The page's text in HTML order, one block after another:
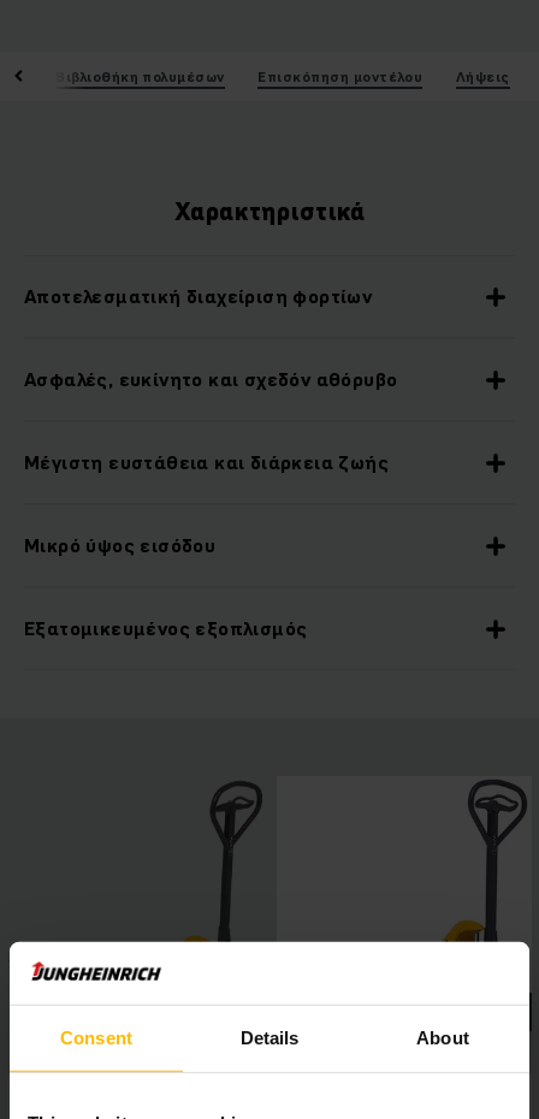
Consent Details About
Βιβλιοθήκη πολυμέσων Επισκόπηση μοντέλου Λήψεις
Χαρακτηριστικά
Αποτελεσματική διαχείριση φορτίων
Ασφαλές, ευκίνητο και σχεδόν αθόρυβο
Μέγιστη ευστάθεια και διάρκεια ζωής
Μικρό ύψος εισόδου
Εξατομικευμένος εξοπλισμός